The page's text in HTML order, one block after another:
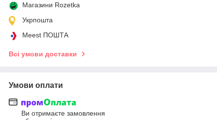
Магазини Rozetka
Укрпошта
Meest ПОШТА
Всі умови доставки
Умови оплати
Ви отримаєте замовлення